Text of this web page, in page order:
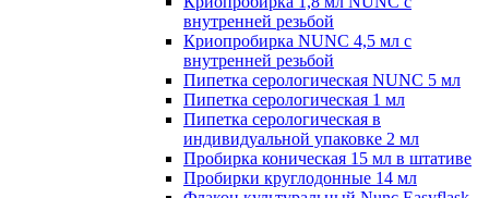
внутренней резьбой
Криопробирка NUNC 4,5 мл с
внутренней резьбой
Пипетка серологическая NUNC 5 мл
Пипетка серологическая 1 мл
Пипетка серологическая в
индивидуальной упаковке 2 мл
Пробирка коническая 15 мл в штативе
Пробирки круглодонные 14 мл